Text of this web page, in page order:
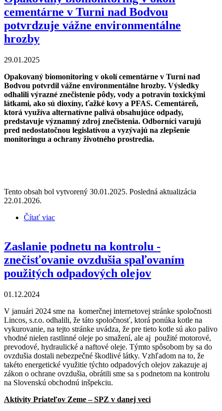
cementárne v Turni nad Bodvou
potvrdzuje vážne environmentálne
hrozby
29.01.2025
Opakovaný biomonitoring v okolí cementárne v Turni nad
Bodvou potvrdil vážne environmentálne hrozby. Výsledky
odhalili výrazné znečistenie pôdy, vody a potravín toxickými
látkami, ako sú dioxíny, ťažké kovy a PFAS. Cementáreň,
ktorá využíva alternatívne palivá obsahujúce odpady,
predstavuje významný zdroj znečistenia. Odborníci varujú
pred nedostatočnou legislatívou a vyzývajú na zlepšenie
monitoringu a ochrany životného prostredia.
Tento obsah bol vytvorený 30.01.2025. Posledná aktualizácia
22.01.2026.
Čítať viac
Zaslanie podnetu na kontrolu -
znečisťovanie ovzdušia spaľovaním
použitých odpadových olejov
01.12.2024
V januári 2024 sme na komerčnej internetovej stránke spoločnosti
Lincos, s.r.o. odhalili, že táto spoločnosť, ktorá ponúka kotle na
vykurovanie, na tejto stránke uvádza, že pre tieto kotle sú ako palivo
vhodné nielen rastlinné oleje po smažení, ale aj použité motorové,
prevodové, hydraulické a naftové oleje. Týmto spôsobom by sa do
ovzdušia dostali nebezpečné škodlivé látky. Vzhľadom na to, že
takéto energetické využitie týchto odpadových olejov zakazuje aj
zákon o ochrane ovzdušia, obrátili sme sa s podnetom na kontrolu
na Slovenskú obchodnú inšpekciu.
Aktivity Priateľov Zeme – SPZ v danej veci